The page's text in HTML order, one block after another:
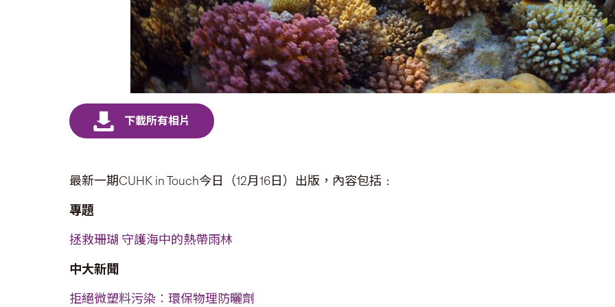
最新一期CUHK in Touch今日（12月16日）出版，內容包括﹕
專題
拯救珊瑚 守護海中的熱帶雨林
中大新聞
拒絕微塑料污染︰環保物理防曬劑